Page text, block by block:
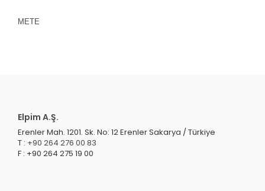
METE
Elpim A.Ş.
Erenler Mah. 1201. Sk. No: 12 Erenler Sakarya / Türkiye
T : +90 264 276 00 83
F : +90 264 275 19 00